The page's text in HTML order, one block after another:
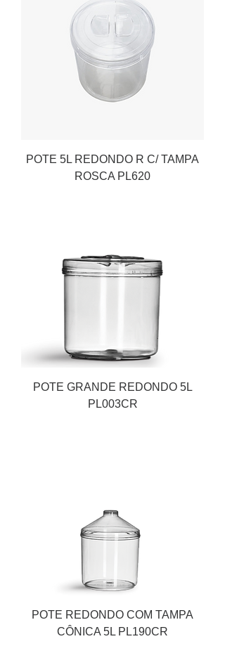
POTE 5L REDONDO R C/ TAMPA
ROSCA PL620
POTE GRANDE REDONDO 5L
PL003CR
POTE REDONDO COM TAMPA
CÔNICA 5L PL190CR